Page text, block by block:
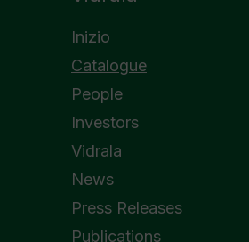
Inizio
Catalogue
People
Investors
Vidrala
News
Press Releases
Publications